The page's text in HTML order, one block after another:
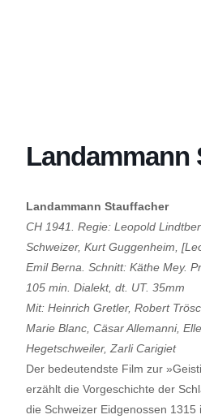
Landammann
Landammann Stauffacher
CH 1941
Regie: Leopold
Schweizer, Kurt Guggenheim,
Emil Berna. Schnitt: Käthe Mey.
105 min.Dialekt,dt. UT. 35mm
Mit: Heinrich Gretler, Robert
Marie Blanc, CäsarAllemanni,
Hegetschweiler,ZarliCarigiet
Der bedeutendste Film zur
erzählt die Vorgeschichte der
die Schweizer Eidgenossen